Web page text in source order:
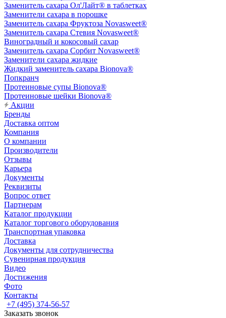
Заменитель сахара Ол'Лайт® в таблетках
Заменители сахара в порошке
Заменитель сахара Фруктоза Novasweet®
Заменитель сахара Стевия Novasweet®
Виноградный и кокосовый сахар
Заменитель сахара Сорбит Novasweet®
Заменители сахара жидкие
Жидкий заменитель сахара Bionova®
Попкранч
Протеиновые супы Bionova®
Протеиновые шейки Bionova®
Акции
Бренды
Доставка оптом
Компания
О компании
Производители
Отзывы
Карьера
Документы
Реквизиты
Вопрос ответ
Партнерам
Каталог продукции
Каталог торгового оборудования
Транспортная упаковка
Доставка
Документы для сотрудничества
Сувенирная продукция
Видео
Достижения
Фото
Контакты
+7 (495) 374-56-57
Заказать звонок